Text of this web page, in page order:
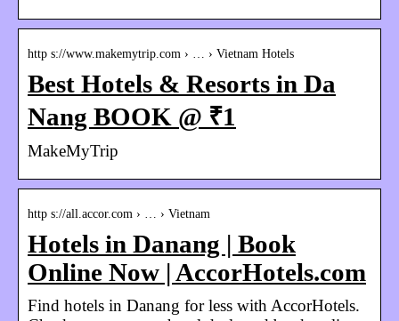
http s://www.makemytrip.com › … › Vietnam Hotels
Best Hotels & Resorts in Da
Nang BOOK @ ₹1
MakeMyTrip
http s://all.accor.com › … › Vietnam
Hotels in Danang | Book
Online Now | AccorHotels.com
Find hotels in Danang for less with AccorHotels.